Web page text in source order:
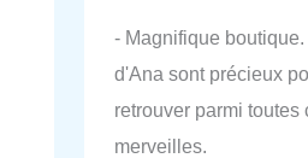
- Magnifique
d'Ana sont précieux
retrouver parmi toutes
merveilles.